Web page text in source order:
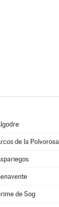
de la Polvorosa
de Sog